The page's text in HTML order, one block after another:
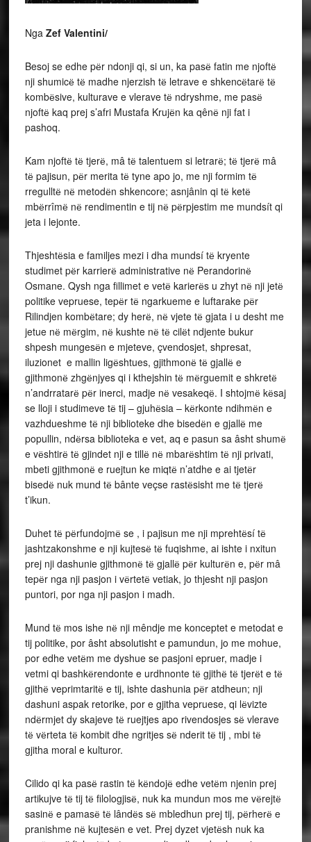
Nga Zef Valentini/
Besoj se edhe pёr ndonji qi, si un, ka pasё fatin me njoftё
nji shumicё tё madhe njerzish tё letrave e shkencёtarё tё
kombёsive, kulturave e vlerave tё ndryshme, me pasё
njoftё kaq prej s’afri Mustafa Krujёn ka qênё nji fat i
pashoq.
Kam njoftё tё tjerё, mâ tё talentuem si letrarё; tё tjerё mâ
tё pajisun, pёr merita tё tyne apo jo, me nji formim tё
rregulltё nё metodёn shkencore; asnjânin qi tё ketё
mbёrrîmё nё rendimentin e tij nё pёrpjestim me mundsít qi
jeta i lejonte.
Thjeshtёsia e familjes mezi i dha mundsí tё kryente
studimet pёr karrierё administrative nё Perandorinё
Osmane. Qysh nga fillimet e vetё karierёs u zhyt nё nji jetё
politike vepruese, tepёr tё ngarkueme e luftarake pёr
Rilindjen kombёtare; dy herё, nё vjete tё gjata i u desht me
jetue nё mёrgim, nё kushte nё tё cilёt ndjente bukur
shpesh mungesёn e mjeteve, çvendosjet, shpresat,
iluzionet e mallin ligёshtues, gjithmonё tё gjallё e
gjithmonё zhgёnjyes qi i kthejshin tё mёrguemit e shkretё
n’andrratarё pёr inerci, madje nё vesakeqё. I shtojmё kёsaj
se lloji i studimeve tё tij – gjuhёsia – kёrkonte ndihmёn e
vazhdueshme tё nji biblioteke dhe bisedёn e gjallё me
popullin, ndёrsa biblioteka e vet, aq e pasun sa âsht shumё
e vёshtirё tё gjindet nji e tillё nё mbarёshtim tё nji privati,
mbeti gjithmonё e ruejtun ke miqtё n’atdhe e ai tjetёr
bisedё nuk mund tё bânte veçse rastёsisht me tё tjerё
t’ikun.
Duhet tё pёrfundojmё se , i pajisun me nji mprehtёsí tё
jashtzakonshme e nji kujtesё tё fuqishme, ai ishte i nxitun
prej nji dashunie gjithmonё tё gjallё pёr kulturёn e, pёr mâ
tepёr nga nji pasjon i vёrtetё vetiak, jo thjesht nji pasjon
puntori, por nga nji pasjon i madh.
Mund tё mos ishe nё nji mêndje me konceptet e metodat e
tij politike, por âsht absolutisht e pamundun, jo me mohue,
por edhe vetёm me dyshue se pasjoni epruer, madje i
vetmi qi bashkёrendonte e urdhnonte tё gjithё tё tjerёt e tё
gjithё veprimtaritё e tij, ishte dashunia pёr atdheun; nji
dashuni aspak retorike, por e gjitha vepruese, qi lёvizte
ndёrmjet dy skajeve tё ruejtjes apo rivendosjes sё vlerave
tё vёrteta tё kombit dhe ngritjes sё nderit tё tij , mbi tё
gjitha moral e kulturor.
Cilido qi ka pasё rastin tё kёndojё edhe vetёm njenin prej
artikujve tё tij tё filologjisё, nuk ka mundun mos me vёrejtё
sasinё e pamasё tё lândёs sё mbledhun prej tij, pёrherё e
pranishme nё kujtesёn e vet. Prej dyzet vjetёsh nuk ka